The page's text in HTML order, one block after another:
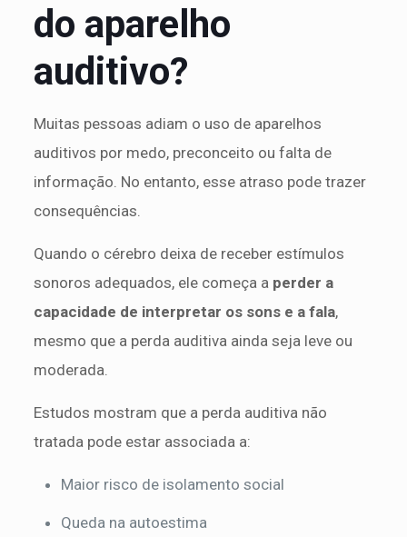
do aparelho
auditivo?
Muitas pessoas adiam o uso de aparelhos
auditivos por medo, preconceito ou falta de
informação. No entanto, esse atraso pode trazer
consequências.
Quando o cérebro deixa de receber estímulos
sonoros adequados, ele começa a perder a
capacidade de interpretar os sons e a fala,
mesmo que a perda auditiva ainda seja leve ou
moderada.
Estudos mostram que a perda auditiva não
tratada pode estar associada a:
Maior risco de isolamento social
Queda na autoestima